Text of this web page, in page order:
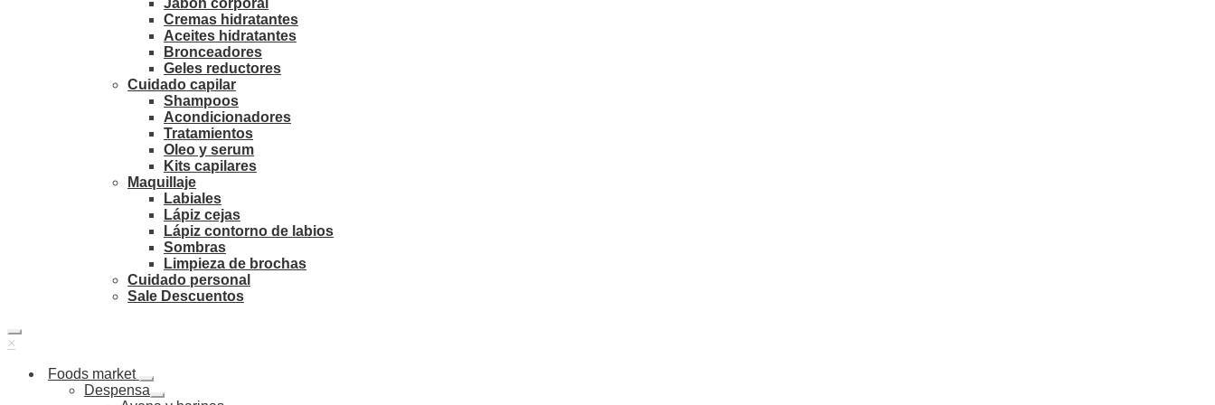
Jabón corporal
Cremas hidratantes
Aceites hidratantes
Bronceadores
Geles reductores
Cuidado capilar
Shampoos
Acondicionadores
Tratamientos
Oleo y serum
Kits capilares
Maquillaje
Labiales
Lápiz cejas
Lápiz contorno de labios
Sombras
Limpieza de brochas
Cuidado personal
Sale Descuentos
×
Foods market
Despensa